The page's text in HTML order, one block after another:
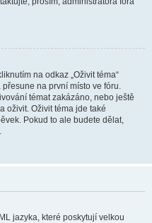
na odkaz „Oživit téma“
na první místo ve fóru.
témat zakázáno, nebo ještě
oživit. Oživit téma jde také
Pokud to ale budete dělat,
jazyka, které poskytují velkou